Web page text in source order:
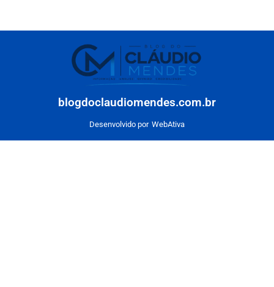
blogdoclaudiomendes.com.br
Desenvolvido por WebAtiva